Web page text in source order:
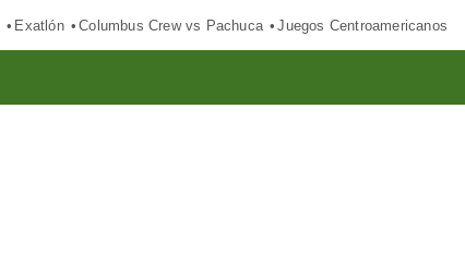
Exatlón Columbus Crew vs Pachuca Juegos Centroamericanos